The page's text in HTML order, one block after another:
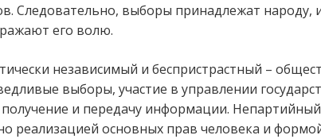
Следовательно, выборы принадлежат народу,
его волю.
независимый и беспристрастный –
выборы, участие в управлении
и передачу информации. Непартийный
реализацией основных прав человека и